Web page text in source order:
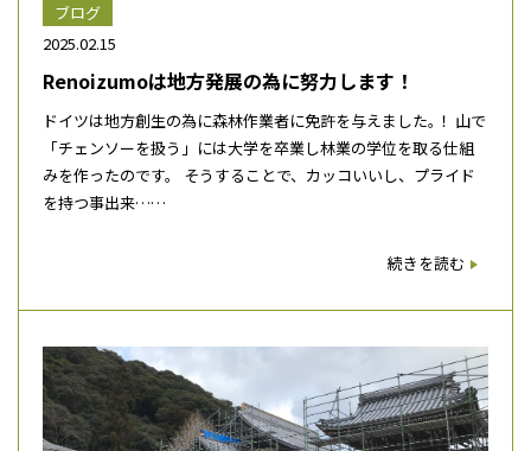
ブログ
2025.02.15
Renoizumoは地方発展の為に努力します！
ドイツは地方創生の為に森林作業者に免許を与えました｡！ 山で
「チェンソーを扱う」には大学を卒業し林業の学位を取る仕組
みを作ったのです。 そうすることで、カッコいいし、プライド
を持つ事出来……
続きを読む